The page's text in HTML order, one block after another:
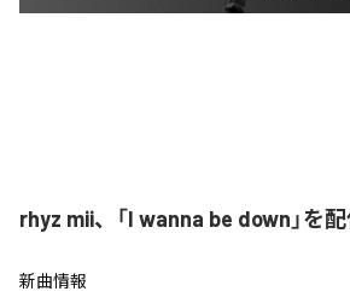
rhyz mii、「I wanna be down」を
新曲情報